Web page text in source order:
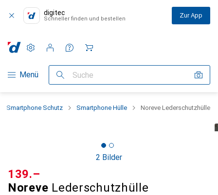
digitec
Schneller finden und bestellen Zur App
Navigation nach Kategorien
Menü Suche
Einstellungen
Kundenkonto
Vergleichslisten
Merklisten
Warenkorb
Smartphone Schutz Smartphone Hülle Noreve Lederschutzhülle
2 Bilder
Noreve Lederschutzhülle
CHF
139.–